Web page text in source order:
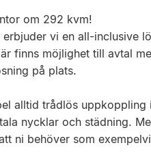
om 292 kvm!
erbjuder vi en all-inclusive
finns möjlighet till avtal
på plats.
alltid trådlös uppkoppling
nycklar och städning.
ni behöver som